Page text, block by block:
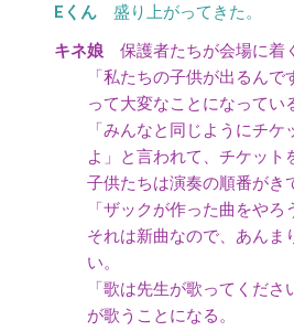
盛り上がってきた。
保護者たちが会場に着
「私たちの子供が出るん
って大変なことになってい
「みんなと同じようにチ
よ」と言われて、チケット
子供たちは演奏の順番がき
「ザックが作った曲をやろ
それは新曲なので、あんま
い。
「歌は先生が歌ってくだ
が歌うことになる。